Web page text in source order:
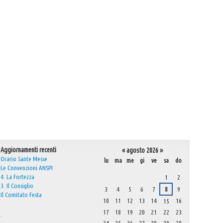
Aggiornamenti recenti
Orario Sante Messe
Le Convenzioni ANSPI
4. La Fortezza
3. Il Consiglio
Il Comitato Festa
«agosto 2026»
lu ma me gi ve sa do
1
2
3
4 5 6 7 8
9
10
11 12 13 14 15
16
17
18 19 20 21 22
23